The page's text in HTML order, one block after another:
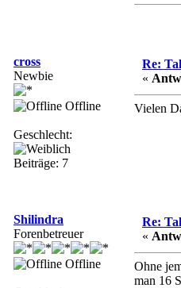
cross
Newbie
Offline
Geschlecht:
Beiträge: 7
Re:
«
Vielen
Shilindra
Forenbetreuer
Offline
Re:
«
Ohne
man 16